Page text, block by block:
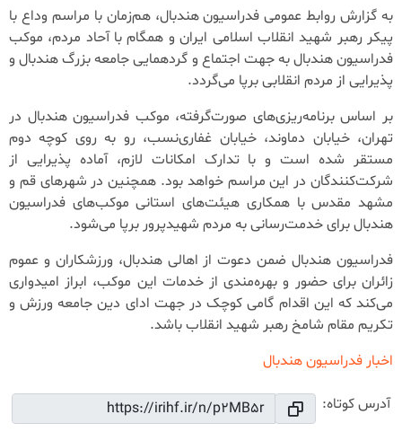
به گزارش روابط عمومی فدراسیون هندبال، هم‌زمان با مراسم وداع با
پیکر رهبر شهید انقلاب اسلامی ایران و همگام با آحاد مردم، موکب
فدراسیون هندبال به جهت اجتماع و گردهمایی جامعه بزرگ هندبال و
پذیرایی از مردم انقلابی برپا می‌گردد.
بر اساس برنامه‌ریزی‌های صورت‌گرفته، موکب فدراسیون هندبال در
تهران، خیابان دماوند، خیابان غفاری‌نسب، رو به روی کوچه دوم
مستقر شده است و با تدارک امکانات لازم، آماده پذیرایی از
شرکت‌کنندگان در این مراسم خواهد بود. همچنین در شهرهای قم و
مشهد مقدس با همکاری هیئت‌های استانی موکب‌های فدراسیون
هندبال برای خدمت‌رسانی به مردم شهیدپرور برپا می‌شود.
فدراسیون هندبال ضمن دعوت از اهالی هندبال، ورزشکاران و عموم
زائران برای حضور و بهره‌مندی از خدمات این موکب، ابراز امیدواری
می‌کند که این اقدام گامی کوچک در جهت ادای دین جامعه ورزش و
تکریم مقام شامخ رهبر شهید انقلاب باشد.
اخبار فدراسیون هندبال
آدرس کوتاه: